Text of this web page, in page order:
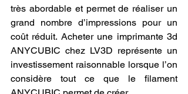
très abordable et permet de réaliser un
grand nombre d’impressions pour un
coût réduit. Acheter une imprimante 3d
ANYCUBIC chez LV3D représente un
investissement raisonnable lorsque l’on
considère tout ce que le filament